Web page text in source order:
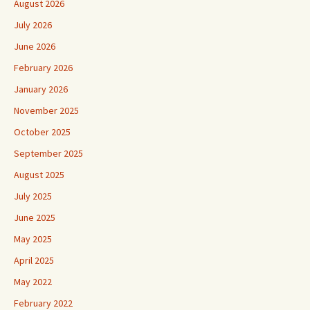
August 2026
July 2026
June 2026
February 2026
January 2026
November 2025
October 2025
September 2025
August 2025
July 2025
June 2025
May 2025
April 2025
May 2022
February 2022